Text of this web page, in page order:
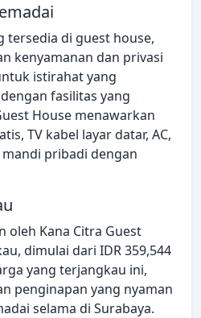
tersedia di guest house,
kenyamanan dan privasi
istirahat yang
fasilitas yang
House menawarkan
TV kabel layar datar, AC,
pribadi dengan
oleh Kana Citra Guest
dimulai dari IDR 359,544
yang terjangkau ini,
penginapan yang nyaman
selama di Surabaya.